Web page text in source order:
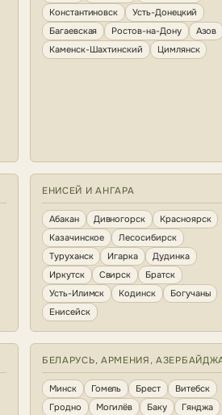
Константиновск
Усть-Донецкий
Багаевская
Ростов-на-Дону
Азов
Каменск-Шахтинский
Цимлянск
ЕНИСЕЙ И АНГАРА
Абакан Дивногорск
Красноярск
Казачинское
Лесосибирск
Туруханск
Игарка
Дудинка
Иркутск
Свирск
Братск
Усть-Илимск
Кодинск
Богучаны
Енисейск
БЕЛАРУСЬ, АРМЕНИЯ,
Минск Гомель Брест
Витебск
Гродно
Могилёв Баку
Гянджа